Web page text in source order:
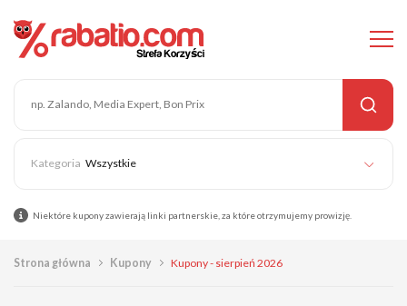
Wszystkie
Niektóre kupony zawierają linki partnerskie, za które otrzymujemy prowizję.
Strona główna Kupony Kupony - sierpień 2026